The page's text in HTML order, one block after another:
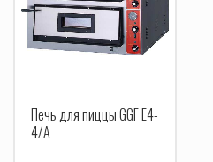
Печь для пиццы GGF E4-
4/A